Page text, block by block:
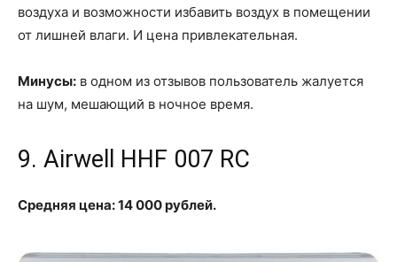
воздуха и возможности избавить воздух в помещении
от лишней влаги. И цена привлекательная.
Минусы: в одном из отзывов пользователь жалуется
на шум, мешающий в ночное время.
9. Airwell HHF 007 RC
Средняя цена: 14 000 рублей.